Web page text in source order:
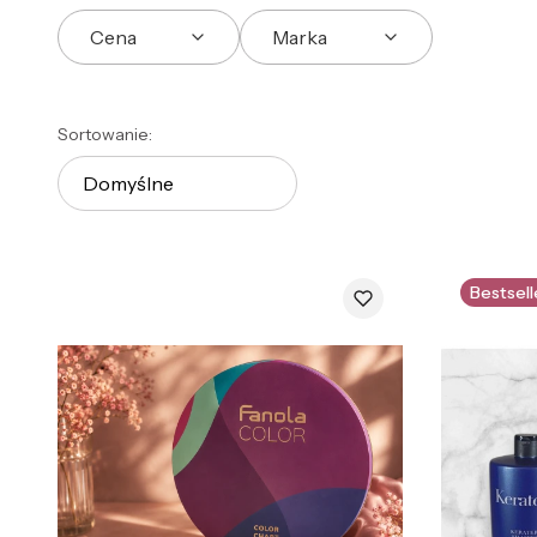
Cena Marka
Lista produktów
Sortowanie:
Domyślne